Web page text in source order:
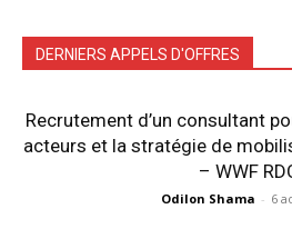
DERNIERS APPELS D'OFFRES
Recrutement d’un consultant
acteurs et la stratégie de
– WWF
Odilon Shama - 6